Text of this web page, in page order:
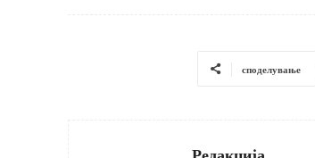
споделување